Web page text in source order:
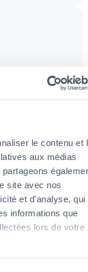
le contenu et
aux médias
site avec nos
et d'analyse, qui
informations que
lors de votre
et vous
adaptées